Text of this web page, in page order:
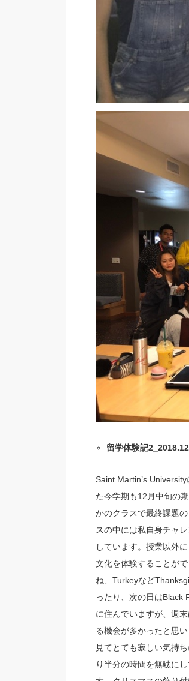
留学体験記
Saint Martin’s
た今学期も12月中旬の
かのクラスで最終課題
スの中には私自身チャ
しています。授業以外
文化を体験することが
ね、Turkeyなど
ったり、次の日はBlack
に住んでいますが、週
る機会が多かったと思
見てとても寂しい気持
り半分の時間を無駄に